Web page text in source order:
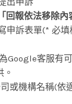
「回報依法移除內
申訴表單(* 必填
Google客服有
或機構名稱(依